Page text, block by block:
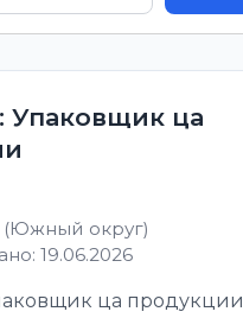
Упаковщик ца
округ)
19.06.2026
ца продукции